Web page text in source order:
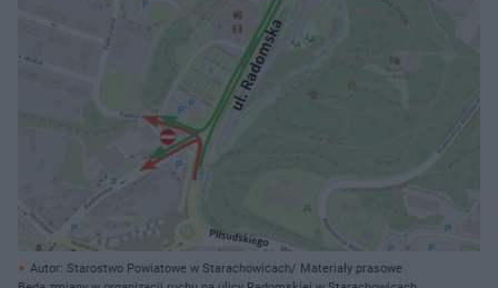
Autor: Starostwo Powiatowe w Starachowicach/ Materiały prasowe